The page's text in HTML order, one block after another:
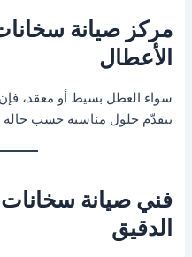
مركز صيانة
الأعطال
سواء العطل بسيط أو معقد،
بيقدّم حلول مناسبة حسب حالة
فني صيانة
الدقيق